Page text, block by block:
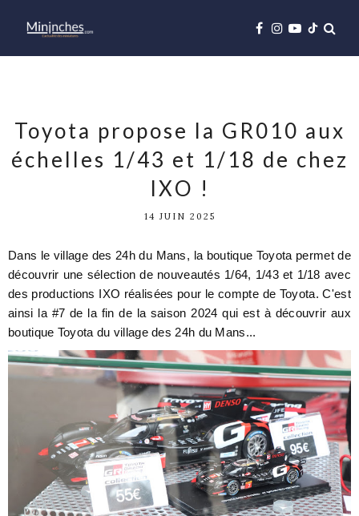
Toyota propose la GR010 aux
échelles 1/43 et 1/18 de chez
IXO !
14 JUIN 2025
Dans le village des 24h du Mans, la boutique Toyota permet de
découvrir une sélection de nouveautés 1/64, 1/43 et 1/18 avec
des productions IXO réalisées pour le compte de Toyota. C'est
ainsi la #7 de la fin de la saison 2024 qui est à découvrir aux
boutique Toyota du village des 24h du Mans...